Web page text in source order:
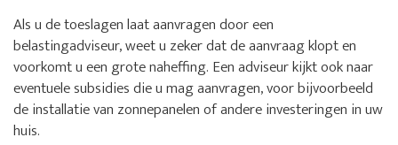
Als u de toeslagen laat aanvragen door een
belastingadviseur, weet u zeker dat de aanvraag klopt en
voorkomt u een grote naheffing. Een adviseur kijkt ook naar
eventuele subsidies die u mag aanvragen, voor bijvoorbeeld
de installatie van zonnepanelen of andere investeringen in uw
huis.